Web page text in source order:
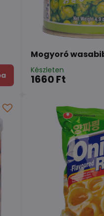
Mogyoró
Készleten
1660 Ft